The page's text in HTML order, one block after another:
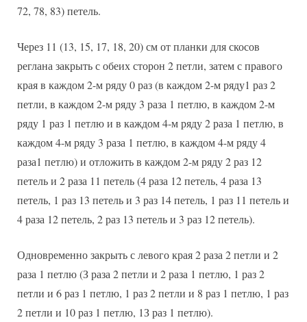
72, 78, 83) петель.
Через 11 (13, 15, 17, 18, 20) см от планки для скосов
реглана закрыть с обеих сторон 2 петли, затем с правого
края в каждом 2-м ряду 0 раз (в каждом 2-м ряду1 раз 2
петли, в каждом 2-м ряду 3 раза 1 петлю, в каждом 2-м
ряду 1 раз 1 петлю и в каждом 4-м ряду 2 раза 1 петлю, в
каждом 4-м ряду 3 раза 1 петлю, в каждом 4-м ряду 4
раза1 петлю) и отложить в каждом 2-м ряду 2 раз 12
петель и 2 раза 11 петель (4 раза 12 петель, 4 раза 13
петель, 1 раз 13 петель и 3 раз 14 петель, 1 раз 11 петель и
4 раза 12 петель, 2 раз 13 петель и 3 раз 12 петель).
Одновременно закрыть с левого края 2 раза 2 петли и 2
раза 1 петлю (З раза 2 петли и 2 раза 1 петлю, 1 раз 2
петли и 6 раз 1 петлю, 1 раз 2 петли и 8 раз 1 петлю, 1 раз
2 петли и 10 раз 1 петлю, 1З раз 1 петлю).